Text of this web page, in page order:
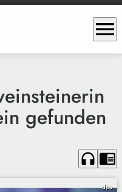
menu
gefunden
headphones chrome_reader_mode
dpa